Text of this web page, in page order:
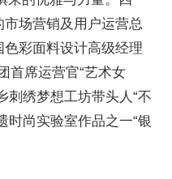
市场营销及用户运营总
色彩面料设计高级经理
首席运营官“艺术女
刺绣梦想工坊带头人“不
时尚实验室作品之一“银